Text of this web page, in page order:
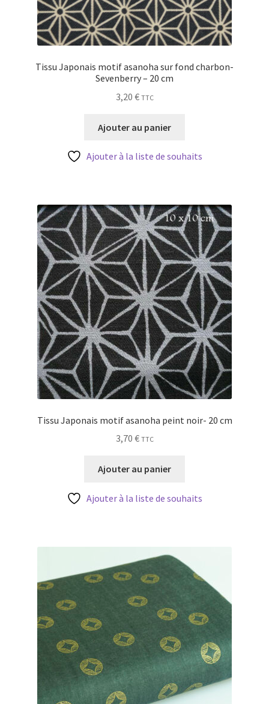
Tissu Japonais motif asanoha sur fond charbon-
Sevenberry – 20 cm
3,20 € TTC
Ajouter au panier
Ajouter à la liste de souhaits
Tissu Japonais motif asanoha peint noir- 20 cm
3,70 € TTC
Ajouter au panier
Ajouter à la liste de souhaits